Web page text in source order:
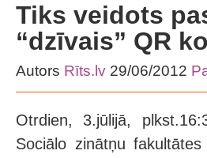
Tiks veidots
“dzīvais” QR
Autors Rīts.lv 29/06/2012
Otrdien, 3.jūlijā,
Sociālo zinātņu